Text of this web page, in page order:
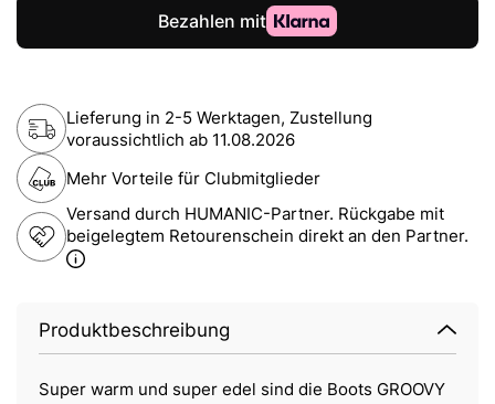
Lieferung in 2-5 Werktagen, Zustellung
voraussichtlich ab 11.08.2026
Mehr Vorteile für Clubmitglieder
Versand durch HUMANIC-Partner. Rückgabe mit
beigelegtem Retourenschein direkt an den Partner.
Produktbeschreibung
Super warm und super edel sind die Boots GROOVY